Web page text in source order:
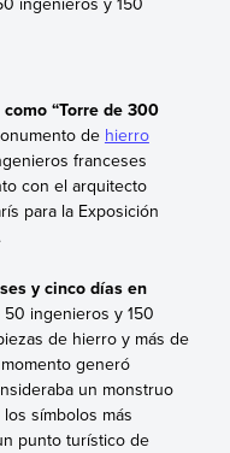
“Torre de 300
de hierro
franceses
con el arquitecto
para la Exposición
y cinco días en
ingenieros y 150
de hierro y más de
generó
un monstruo
símbolos más
punto turístico de